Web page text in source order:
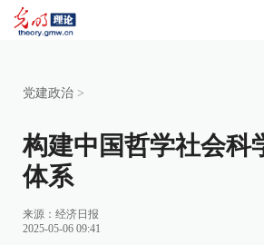
党建政治 >
构建中国哲学社会科
体系
来源： 经济日报
2025-05-06 09:41